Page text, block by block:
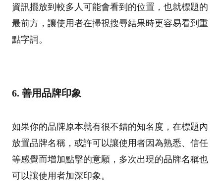
資訊擺放到較多人可能會看到的位置，也就標題的
最前方，讓使用者在掃視搜尋結果時更容易看到重
點字詞。
6. 善用品牌印象
如果你的品牌原本就有很不錯的知名度，在標題內
放置品牌名稱，或許可以讓使用者因為熟悉、信任
等感覺而增加點擊的意願，多次出現的品牌名稱也
可以讓使用者加深印象。